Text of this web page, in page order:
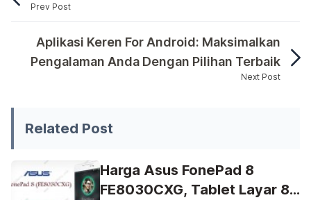
Prev Post
Siapa di antara kita yang tidak suka menjelajahi
Aplikasi Keren For Android: Maksimalkan
Pengalaman Anda Dengan Pilihan Terbaik
Next Post
Related Post
Harga Asus FonePad 8
FE8030CXG, Tablet Layar 8